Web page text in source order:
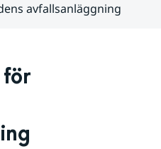
avfallsanläggning